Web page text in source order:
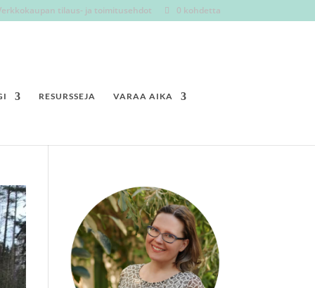
tilaus- ja toimitusehdot 0 kohdetta
RESURSSEJA VARAA AIKA